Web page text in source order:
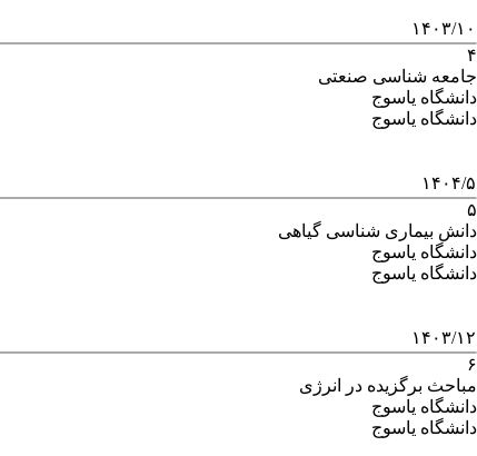
۱۴۰۳/۱۰
۴
جامعه شناسی صنعتی
دانشگاه یاسوج
دانشگاه یاسوج
۱۴۰۴/۵
۵
دانش بیماری شناسی گیاهی
دانشگاه یاسوج
دانشگاه یاسوج
۱۴۰۳/۱۲
۶
مباحث برگزیده در انرژی
دانشگاه یاسوج
دانشگاه یاسوج